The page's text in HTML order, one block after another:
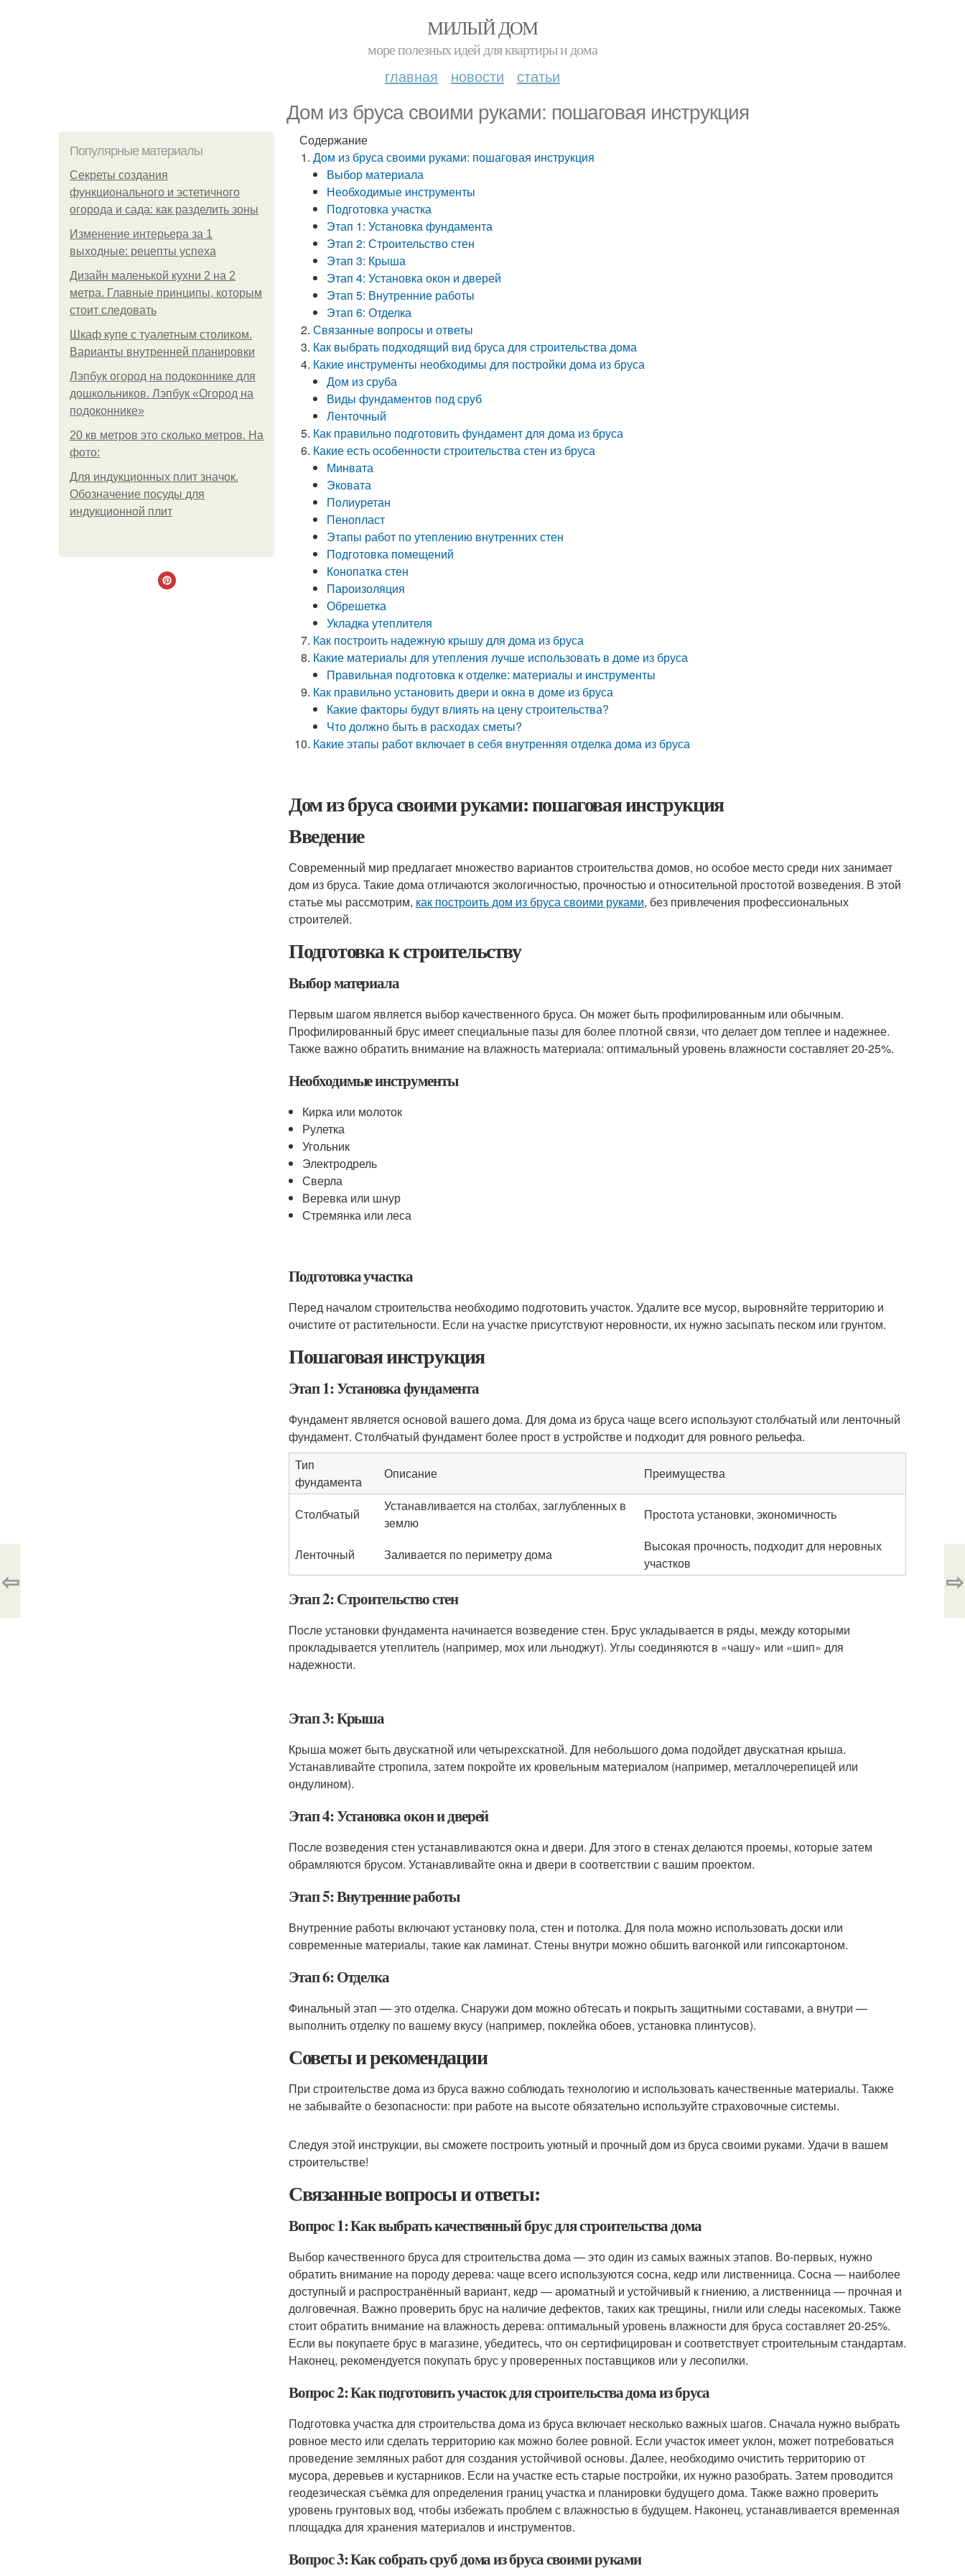
МИЛЫЙ ДОМ
море полезных идей для квартиры и дома
главная новости статьи
Дом из бруса своими руками: пошаговая инструкция
Популярные материалы
Секреты создания
функционального и эстетичного
огорода и сада: как разделить зоны
Изменение интерьера за 1
выходные: рецепты успеха
Дизайн маленькой кухни 2 на 2
метра. Главные принципы, которым
стоит следовать
Шкаф купе с туалетным столиком.
Варианты внутренней планировки
Лэпбук огород на подоконнике для
дошкольников. Лэпбук «Огород на
подоконнике»
20 кв метров это сколько метров. На
фото:
Для индукционных плит значок.
Обозначение посуды для
индукционной плит
Содержание
Дом из бруса своими руками: пошаговая инструкция
Выбор материала
Необходимые инструменты
Подготовка участка
Этап 1: Установка фундамента
Этап 2: Строительство стен
Этап 3: Крыша
Этап 4: Установка окон и дверей
Этап 5: Внутренние работы
Этап 6: Отделка
Связанные вопросы и ответы
Как выбрать подходящий вид бруса для строительства дома
Какие инструменты необходимы для постройки дома из бруса
Дом из сруба
Виды фундаментов под сруб
Ленточный
Как правильно подготовить фундамент для дома из бруса
Какие есть особенности строительства стен из бруса
Минвата
Эковата
Полиуретан
Пенопласт
Этапы работ по утеплению внутренних стен
Подготовка помещений
Конопатка стен
Пароизоляция
Обрешетка
Укладка утеплителя
Как построить надежную крышу для дома из бруса
Какие материалы для утепления лучше использовать в доме из бруса
Правильная подготовка к отделке: материалы и инструменты
Как правильно установить двери и окна в доме из бруса
Какие факторы будут влиять на цену строительства?
Что должно быть в расходах сметы?
Какие этапы работ включает в себя внутренняя отделка дома из бруса
Дом из бруса своими руками: пошаговая инструкция
Введение
Современный мир предлагает множество вариантов строительства домов, но особое место среди них занимает
дом из бруса. Такие дома отличаются экологичностью, прочностью и относительной простотой возведения. В этой
статье мы рассмотрим, как построить дом из бруса своими руками, без привлечения профессиональных
строителей.
Подготовка к строительству
Выбор материала
Первым шагом является выбор качественного бруса. Он может быть профилированным или обычным.
Профилированный брус имеет специальные пазы для более плотной связи, что делает дом теплее и надежнее.
Также важно обратить внимание на влажность материала: оптимальный уровень влажности составляет 20-25%.
Необходимые инструменты
Кирка или молоток
Рулетка
Угольник
Электродрель
Сверла
Веревка или шнур
Стремянка или леса
Подготовка участка
Перед началом строительства необходимо подготовить участок. Удалите все мусор, выровняйте территорию и
очистите от растительности. Если на участке присутствуют неровности, их нужно засыпать песком или грунтом.
Пошаговая инструкция
Этап 1: Установка фундамента
Фундамент является основой вашего дома. Для дома из бруса чаще всего используют столбчатый или ленточный
фундамент. Столбчатый фундамент более прост в устройстве и подходит для ровного рельефа.
Тип
фундамента
Описание Преимущества
Столбчатый
Устанавливается на столбах, заглубленных в
землю
Простота установки, экономичность
Ленточный Заливается по периметру дома
Высокая прочность, подходит для неровных
участков
Этап 2: Строительство стен
После установки фундамента начинается возведение стен. Брус укладывается в ряды, между которыми
прокладывается утеплитель (например, мох или льноджут). Углы соединяются в «чашу» или «шип» для
надежности.
Этап 3: Крыша
Крыша может быть двускатной или четырехскатной. Для небольшого дома подойдет двускатная крыша.
Устанавливайте стропила, затем покройте их кровельным материалом (например, металлочерепицей или
ондулином).
Этап 4: Установка окон и дверей
После возведения стен устанавливаются окна и двери. Для этого в стенах делаются проемы, которые затем
обрамляются брусом. Устанавливайте окна и двери в соответствии с вашим проектом.
Этап 5: Внутренние работы
Внутренние работы включают установку пола, стен и потолка. Для пола можно использовать доски или
современные материалы, такие как ламинат. Стены внутри можно обшить вагонкой или гипсокартоном.
Этап 6: Отделка
Финальный этап — это отделка. Снаружи дом можно обтесать и покрыть защитными составами, а внутри —
выполнить отделку по вашему вкусу (например, поклейка обоев, установка плинтусов).
Советы и рекомендации
При строительстве дома из бруса важно соблюдать технологию и использовать качественные материалы. Также
не забывайте о безопасности: при работе на высоте обязательно используйте страховочные системы.
Следуя этой инструкции, вы сможете построить уютный и прочный дом из бруса своими руками. Удачи в вашем
строительстве!
Связанные вопросы и ответы:
Вопрос 1: Как выбрать качественный брус для строительства дома
Выбор качественного бруса для строительства дома — это один из самых важных этапов. Во-первых, нужно
обратить внимание на породу дерева: чаще всего используются сосна, кедр или лиственница. Сосна — наиболее
доступный и распространённый вариант, кедр — ароматный и устойчивый к гниению, а лиственница — прочная и
долговечная. Важно проверить брус на наличие дефектов, таких как трещины, гнили или следы насекомых. Также
стоит обратить внимание на влажность дерева: оптимальный уровень влажности для бруса составляет 20-25%.
Если вы покупаете брус в магазине, убедитесь, что он сертифицирован и соответствует строительным стандартам.
Наконец, рекомендуется покупать брус у проверенных поставщиков или у лесопилки.
Вопрос 2: Как подготовить участок для строительства дома из бруса
Подготовка участка для строительства дома из бруса включает несколько важных шагов. Сначала нужно выбрать
ровное место или сделать территорию как можно более ровной. Если участок имеет уклон, может потребоваться
проведение земляных работ для создания устойчивой основы. Далее, необходимо очистить территорию от
мусора, деревьев и кустарников. Если на участке есть старые постройки, их нужно разобрать. Затем проводится
геодезическая съёмка для определения границ участка и планировки будущего дома. Также важно проверить
уровень грунтовых вод, чтобы избежать проблем с влажностью в будущем. Наконец, устанавливается временная
площадка для хранения материалов и инструментов.
Вопрос 3: Как собрать сруб дома из бруса своими руками
⇦ ⇨